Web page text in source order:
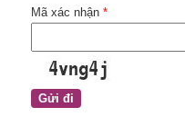
Mã xác nhận *